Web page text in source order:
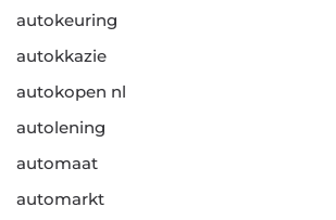
autokeuring
autokkazie
autokopen nl
autolening
automaat
automarkt